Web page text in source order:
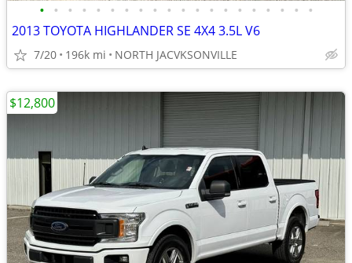
• • • • • • • • • • • • • • • • • • • •
2013 TOYOTA HIGHLANDER SE 4X4 3.5L V6
7/20 196k mi NORTH JACVKSONVILLE
$12,800